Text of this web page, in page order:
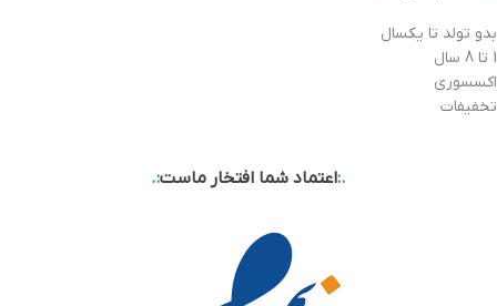
بدو تولد تا یکسال
1 تا 8 سال
اکسسوری
تخفیفات
.:اعتماد شما افتخار ماست:.